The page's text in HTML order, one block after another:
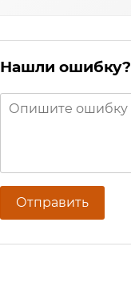
Нашли ошибку?
Отправить